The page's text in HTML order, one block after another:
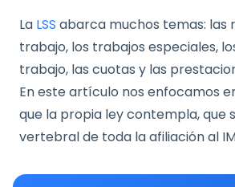
La LSS abarca muchos temas: las
trabajo, los trabajos especiales,
trabajo, las cuotas y las
En este artículo nos enfocamos
que la propia ley contempla, que
vertebral de toda la afiliación al